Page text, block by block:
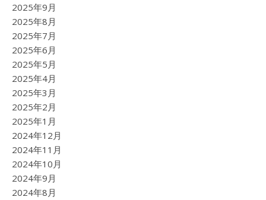
2025年9月
2025年8月
2025年7月
2025年6月
2025年5月
2025年4月
2025年3月
2025年2月
2025年1月
2024年12月
2024年11月
2024年10月
2024年9月
2024年8月